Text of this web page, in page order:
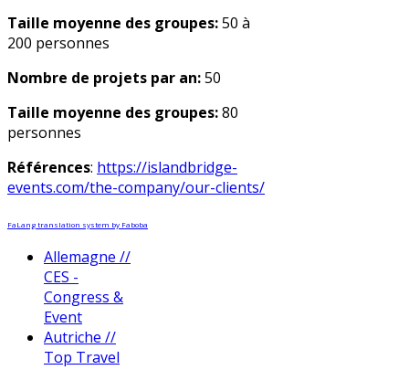
Taille moyenne des groupes:50 à
200 personnes
Nombre de projets par an:50
Taille moyenne des groupes:80
personnes
Références: https://islandbridge-
events.com/the-company/our-clients/
FaLang translation system by Faboba
Allemagne //
CES -
Congress &
Event
Autriche //
Top Travel